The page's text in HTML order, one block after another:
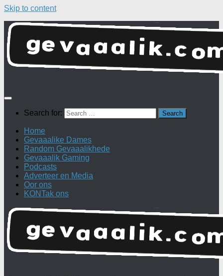
Skip to content
Search for:
Home
Gevaaalike Dames
Random Gevaaalikhede
Gevaaalik Gaming
Podcasts
Adverteer en Media
Oor ons
KONTak ons